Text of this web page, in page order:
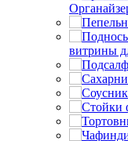
витрины